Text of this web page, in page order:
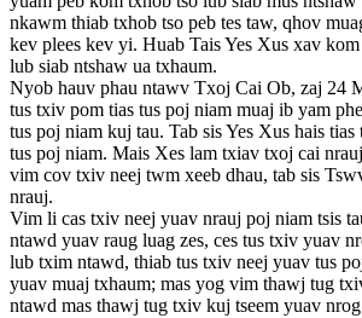
nkawm thiab txhob tso peb tes taw, qhov
kev plees kev yi. Huab Tais Yes Xus xav
lub siab ntshaw ua txhaum.
Nyob hauv phau ntawv Txoj Cai Ob, zaj 24
tus txiv pom tias tus poj niam muaj ib yam
tus poj niam kuj tau. Tab sis Yes Xus hais
tus poj niam. Mais Xes lam txiav txoj cai
vim cov txiv neej twm xeeb dhau, tab sis
nrauj.
Vim li cas txiv neej yuav nrauj poj niam tsis
ntawd yuav raug luag zes, ces tus txiv yuav
lub txim ntawd, thiab tus txiv neej yuav tus
yuav muaj txhaum; mas yog vim thawj tug
ntawd mas thawj tug txiv kuj tseem yuav